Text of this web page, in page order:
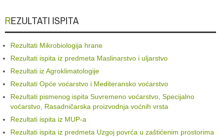
REZULTATI ISPITA
Rezultati Mikrobiologija hrane
Rezultati ispita iz predmeta Maslinarstvo i uljarstvo
Rezultati iz Agroklimatologije
Rezultati Opće voćarstvo i Mediteransko voćarstvo
Rezultati pismenog ispita Suvremeno voćarstvo, Specijalno
voćarstvo, Rasadničarska proizvodnja voćnih vrsta
Rezultati ispita iz MUP-a
Rezultati ispita iz predmeta Uzgoj povrća u zaštićenim prostorima